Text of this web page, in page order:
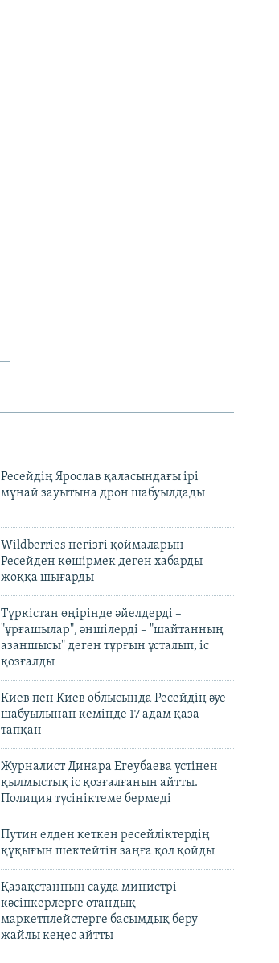
Ресейдің Ярослав қаласындағы ірі
мұнай зауытына дрон шабуылдады
Wildberries негізгі қоймаларын
Ресейден көшірмек деген хабарды
жоққа шығарды
Түркістан өңірінде әйелдерді –
"ұрғашылар", әншілерді – "шайтанның
азаншысы" деген тұрғын ұсталып, іс
қозғалды
Киев пен Киев облысында Ресейдің әуе
шабуылынан кемінде 17 адам қаза
тапқан
Журналист Динара Егеубаева үстінен
қылмыстық іс қозғалғанын айтты.
Полиция түсініктеме бермеді
Путин елден кеткен ресейліктердің
құқығын шектейтін заңға қол қойды
Қазақстанның сауда министрі
кәсіпкерлерге отандық
маркетплейстерге басымдық беру
жайлы кеңес айтты